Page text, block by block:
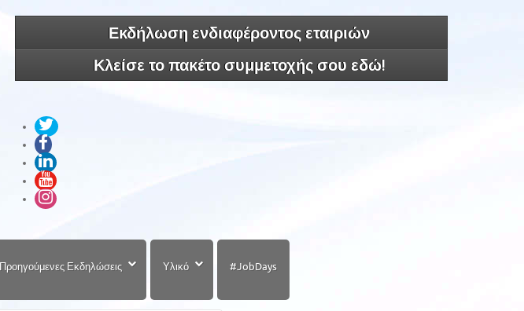
Εκδήλωση ενδιαφέροντος εταιριών
Κλείσε το πακέτο συμμετοχής σου εδώ!
Προηγούμενες Εκδηλώσεις Υλικό #JobDays